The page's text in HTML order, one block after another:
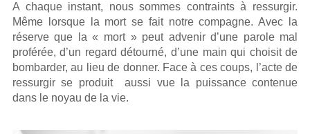
A chaque instant, nous sommes contraints à ressurgir.
Même lorsque la mort se fait notre compagne. Avec la
réserve que la « mort » peut advenir d’une parole mal
proférée, d’un regard détourné, d’une main qui choisit de
bombarder, au lieu de donner. Face à ces coups, l’acte de
ressurgir se produit aussi vue la puissance contenue
dans le noyau de la vie.